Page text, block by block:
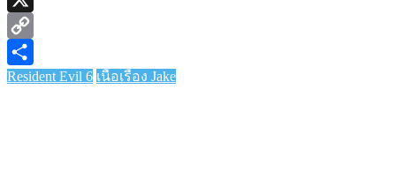
X
Copy
Link
Share
Resident Evil 6 เนื้อเรื่อง Jake